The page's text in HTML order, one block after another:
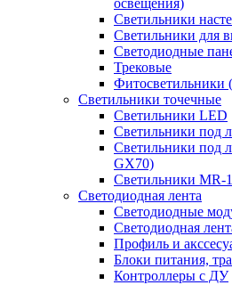
Светильники
Светильники для
Светодиодные
Трековые
Фитосветильники
Светильники точечные
Светильники LED
Светильники под
Светильники под
GX70)
Светильники MR-
Светодиодная лента
Светодиодные
Светодиодная
Профиль и
Блоки питания,
Контроллеры с ДУ